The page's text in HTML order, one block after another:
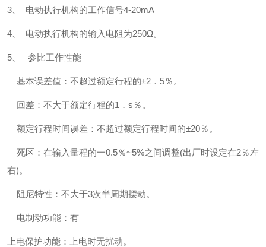
3、 电动执行机构的工作信号4-20mA
4、 电动执行机构的输入电阻为250Ω。
5、 参比工作性能
基本误差值：不超过额定行程的±2．5％。
回差：不大于额定行程的1．s％。
额定行程时间误差：不超过额定行程时间的±20％。
死区：在输入量程的一0.5％~5%之间调整(出厂时设定在2％左
右)。
阻尼特性：不大于3次半周期摆动。
电制动功能：有
上电保护功能：上电时无扰动。